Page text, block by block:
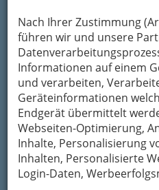
Nach Ihrer Zustimmung
führen wir und unsere
Informationen auf einem
und verarbeiten,
Geräteinformationen
Endgerät übermittelt
Webseiten-Optimierung,
Inhalte, Personalisierung
Inhalten, Personalisierte
Login-Daten,
Die wichtigsten